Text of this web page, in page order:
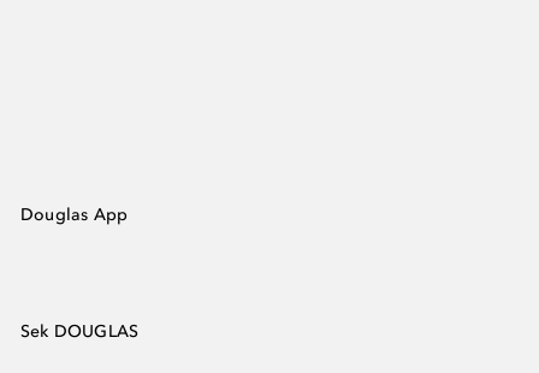
Douglas App
Sek DOUGLAS